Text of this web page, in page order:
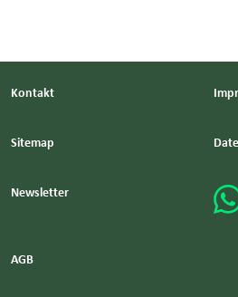
Kontakt
Sitemap
Newsletter
AGB